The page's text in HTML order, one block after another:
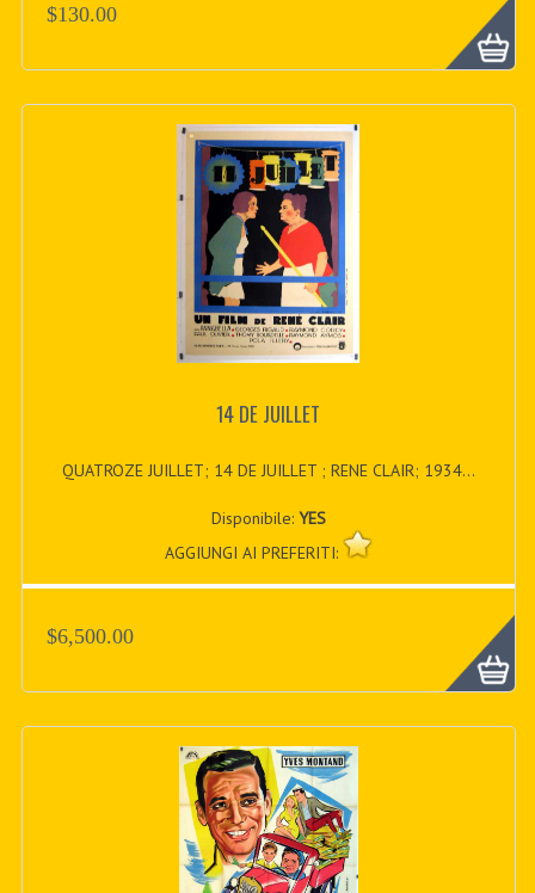
$130.00
14 DE JUILLET
QUATROZE JUILLET; 14 DE JUILLET ; RENE CLAIR; 1934...
Disponibile: YES
AGGIUNGI AI PREFERITI:
$6,500.00